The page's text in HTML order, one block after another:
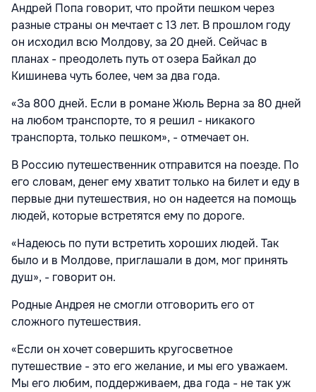
Андрей Попа говорит, что пройти пешком через
разные страны он мечтает с 13 лет. В прошлом году
он исходил всю Молдову, за 20 дней. Сейчас в
планах - преодолеть путь от озера Байкал до
Кишинева чуть более, чем за два года.
«За 800 дней. Если в романе Жюль Верна за 80 дней
на любом транспорте, то я решил - никакого
транспорта, только пешком», - отмечает он.
В Россию путешественник отправится на поезде. По
его словам, денег ему хватит только на билет и еду в
первые дни путешествия, но он надеется на помощь
людей, которые встретятся ему по дороге.
«Надеюсь по пути встретить хороших людей. Так
было и в Молдове, приглашали в дом, мог принять
душ», - говорит он.
Родные Андрея не смогли отговорить его от
сложного путешествия.
«Если он хочет совершить кругосветное
путешествие - это его желание, и мы его уважаем.
Мы его любим, поддерживаем, два года - не так уж